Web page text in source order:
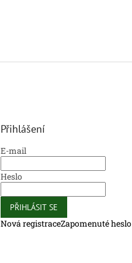
Přihlášení
E-mail
Heslo
PŘIHLÁSIT SE
Nová registraceZapomenuté heslo